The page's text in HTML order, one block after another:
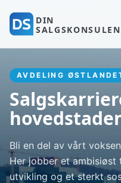
DIN
AVDELING
Bli en del av vårt
Her jobber et ambisiøst
utvikling og et sterkt